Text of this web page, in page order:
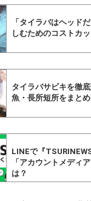
「タイラバはヘッド
しむためのコストカ
タイラバサビキを徹
魚・長所短所をまと
LINEで『
「アカウントメディ
は？